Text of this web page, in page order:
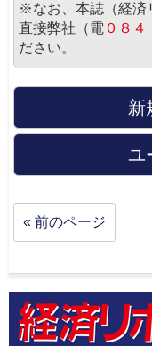
※なお、本誌（経済
直接弊社（電 ０８４
ださい。
新
ユ
« 前のページ